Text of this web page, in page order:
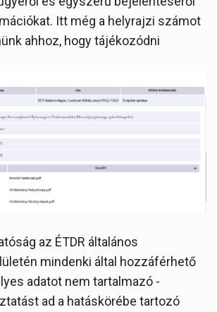
Itt még a helyrajzi számot
ahhoz, hogy tájékozódni
az ÉTDR általános
mindenki által hozzáférhető
adatot nem tartalmazó -
ad a hatáskörébe tartozó